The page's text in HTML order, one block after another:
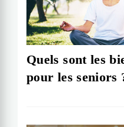
Quels sont les
pour les seniors